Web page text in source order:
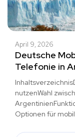
April 9, 2026
Deutsche
Telefonie in
nutzenWahl
Optionen für